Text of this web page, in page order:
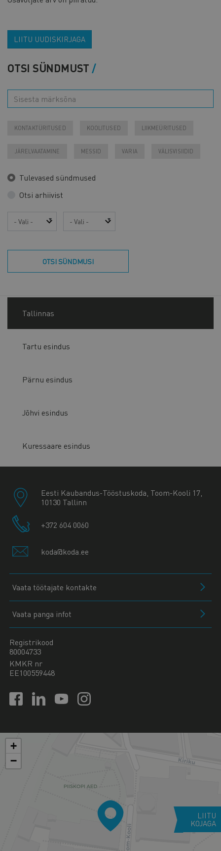
LIITU UUDISKIRJAGA
OTSI SÜNDMUST
KONTAKTÜRITUSED KOOLITUSED LIIKMEÜRITUSED
JÄRELVAATAMINE MESSID VARIA VÄLISVISIIDID
Tulevased sündmused
Otsi arhiivist
Aasta Kuu
OTSI SÜNDMUSI
Tallinnas
Tartu esindus
Pärnu esindus
Jõhvi esindus
Kuressaare esindus
Eesti Kaubandus-Tööstuskoda, Toom-Kooli 17,
10130 Tallinn
+372 604 0060
koda@koda.ee
Vaata töötajate kontakte
Vaata panga infot
Registrikood
80004733
KMKR nr
EE100559448
+
−
LIITU
KOJAGA